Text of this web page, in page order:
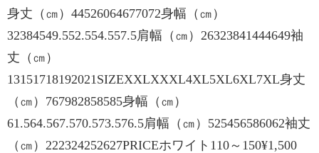
身丈（㎝）44526064677072身幅（㎝）
32384549.552.554.557.5肩幅（㎝）26323841444649袖
丈（㎝）
13151718192021SIZEXXLXXXL4XL5XL6XL7XL身丈
（㎝）767982858585身幅（㎝）
61.564.567.570.573.576.5肩幅（㎝）525456586062袖丈
（㎝）222324252627PRICEホワイト110～150¥1,500